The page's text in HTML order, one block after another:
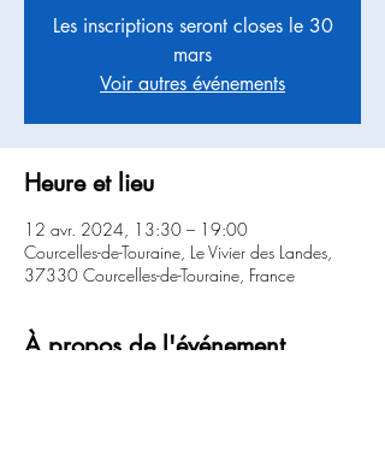
Les inscriptions seront closes le 30
mars
Voir autres événements
Heure et lieu
12 avr. 2024, 13:30 – 19:00
Courcelles-de-Touraine, Le Vivier des Landes,
37330 Courcelles-de-Touraine, France
À propos de l'événement